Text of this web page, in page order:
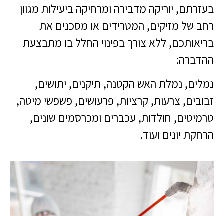
בעזרתם, יוריקה מדבירה ומרחיקה ביעילות מגוון
רחב של מזיקים, המטרידים או מסכנים את
בריאותכם, ללא צורך בפינוי החלל בו מתבצעת
ההדברה:
נמלים, נמלת האש הקטנה, תיקנים, יתושים,
זבובים, צרעות, קרציות, פרעושים, פשפשי מיטה,
טרמיטים, חולדות, עכברים ומכרסמים שונים,
הרחקת יונים ועוד.